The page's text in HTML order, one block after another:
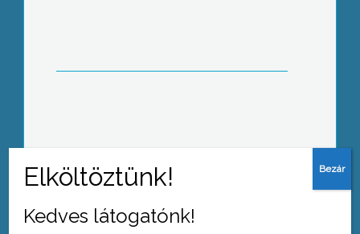
reményében
Kedves látogatónk!